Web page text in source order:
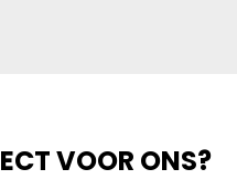
VOOR ONS?